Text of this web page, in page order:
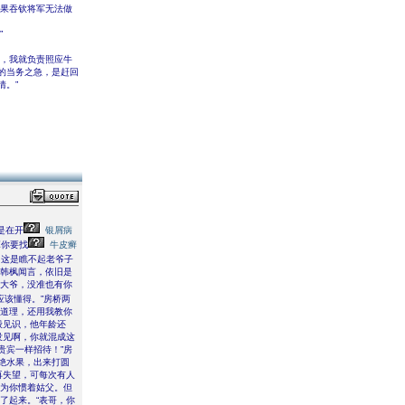
吞钦将军无法做
我就负责照应牛
当务之急，是赶回
。”
在开
银屑病
要找
牛皮癣
是瞧不起老爷子
枫闻言，依旧是
爷，没准也有你
懂得。”房桥两
理，还用我教你
见识，他年龄还
见啊，你就混成这
宾一样招待！”房
水果，出来打圆
望，可每次有人
你惯着姑父。但
起来。“表哥，你